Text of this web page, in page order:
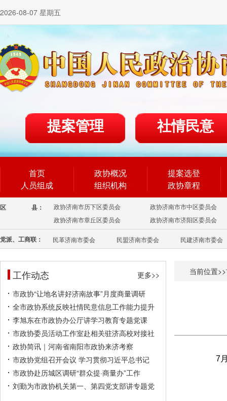
2026-08-07 星期五
提案管理 社情民意
首页
人员组成
政协概况
组织机构
提案选登
政协章程
区 县： 政协济南市历下区委员会
政协济南市市中区委员会
政协济南市章丘区委员会
政协济南市济阳区委员会
党派、工商联： 民革济南市委会 民盟济南市委会 民建济南市委会
工作动态
更多>>
市政协“让地名讲好济南故事”月度商量调研
全市政协系统反映社情民意信息工作能力提升
李旭东在市政协办公厅讲学习教育专题党课
市政协委员活动工作室赴相关驻济高校对接社
政协简讯｜河南省南阳市政协来济考察
市政协党组召开会议 学习贯彻习近平总书记
市政协赴历城区调研“群众提·商量办”工作
刘勤为市政协机关第一、第四党支部讲专题党
当前位置>>
7